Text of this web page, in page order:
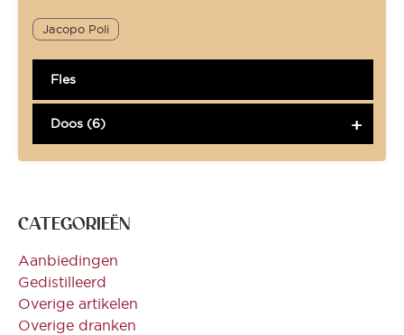
CATEGORIEËN
Aanbiedingen
Gedistilleerd
Overige artikelen
Overige dranken
Jacopo Poli
Fles
Doos (6)